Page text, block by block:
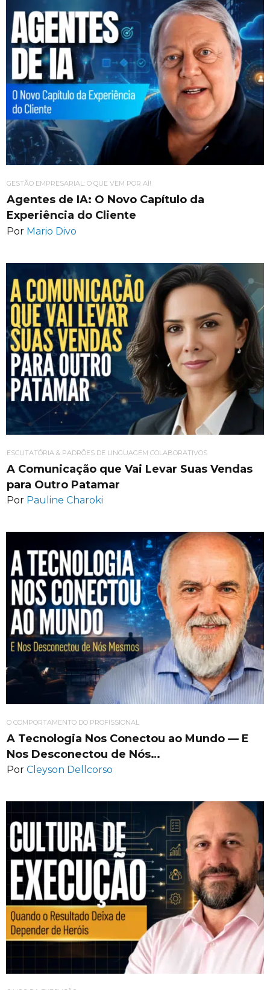
GESTÃO EMPRESARIAL: O QUE VEM POR AÍ!
Agentes de IA: O Novo Capítulo da
Experiência do Cliente
Por Mario Divo
ESCUTATÓRIA & PADRÕES DE LINGUAGEM COLABORATIVOS
A Comunicação que Vai Levar Suas Vendas
para Outro Patamar
Por Pauline Charoki
O COMPORTAMENTO DO PROFISSIONAL
A Tecnologia Nos Conectou ao Mundo — E
Nos Desconectou de Nós…
Por Cleyson Dellcorso